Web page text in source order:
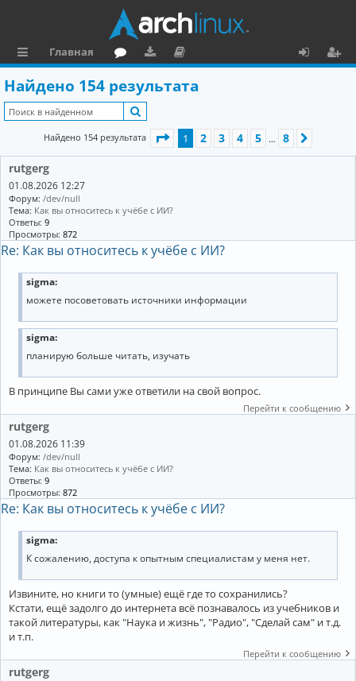
ы
л
и
Главная
ру
м
ру
зк
и
е
и
я
Найдено 154 результата
Найдено 154 результата Страница из8
1 2 3 4 5 … 8
rutgerg
01.08.2026 12:27
Форум: /dev/null
Тема: Как вы относитесь к учёбе с ИИ?
Ответы: 9
Просмотры: 872
Re: Как вы относитесь к учёбе с ИИ?
sigma:
можете посоветовать источники информации
sigma:
планирую больше читать, изучать
В принципе Вы сами уже ответили на свой вопрос.
Перейти к сообщению
rutgerg
01.08.2026 11:39
Форум: /dev/null
Тема: Как вы относитесь к учёбе с ИИ?
Ответы: 9
Просмотры: 872
Re: Как вы относитесь к учёбе с ИИ?
sigma:
К сожалению, доступа к опытным специалистам у меня нет.
Извините, но книги то (умные) ещё где то сохранились?
Кстати, ещё задолго до интернета всё познавалось из учебников и
такой литературы, как "Наука и жизнь", "Радио", "Сделай сам" и т.д.
и т.п.
Перейти к сообщению
rutgerg